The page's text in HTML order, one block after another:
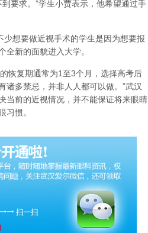
要求。”学生小贾表示，他希望通过手
想要做近视手术的学生是因为想要报
新的面貌进入大学。
恢复期通常为1至3个月，选择高考后
多禁忌，并非人人都可以做。”武汉
当前的近视情况，并不能保证将来眼睛
习惯。